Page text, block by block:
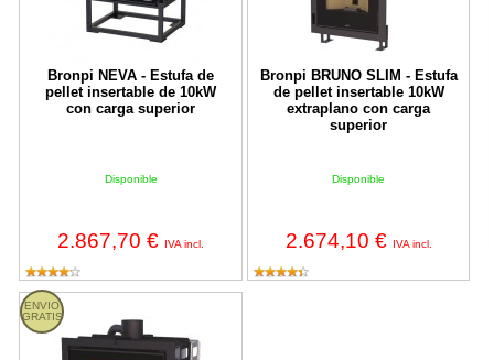
Bronpi NEVA - Estufa de
pellet insertable de 10kW
con carga superior
Disponible
2.867,70 € IVA incl.
Bronpi BRUNO SLIM - Estufa
de pellet insertable 10kW
extraplano con carga
superior
Disponible
2.674,10 € IVA incl.
ENVIO
GRATIS
Bronpi INSERT-HYBRID - Estufa de pellet y leña insertable 10kW